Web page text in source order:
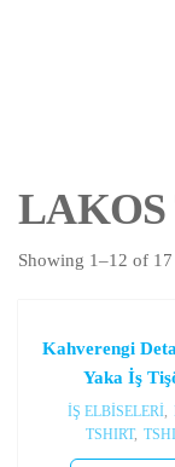
Showing 1–12 of 17
Kahverengi
Yaka İş
İŞ ELBİSELERİ,
TSHIRT,